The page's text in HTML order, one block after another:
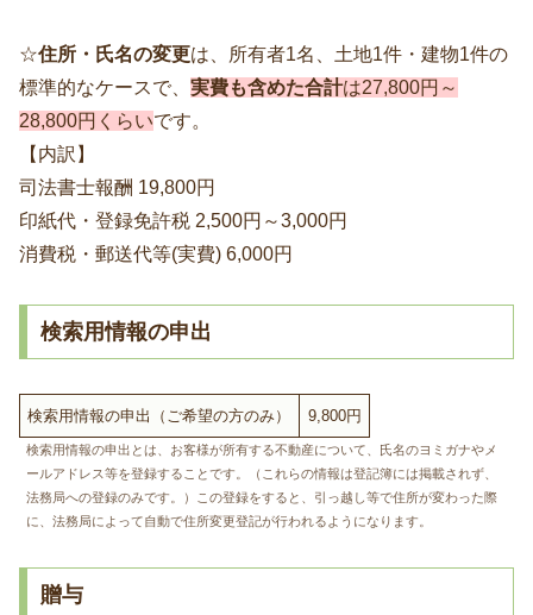
☆住所・氏名の変更は、所有者1名、土地1件・建物1件の
標準的なケースで、 実費も含めた合計は27,800円～
28,800円くらいです。
【内訳】
司法書士報酬 19,800円
印紙代・登録免許税 2,500円～3,000円
消費税・郵送代等(実費) 6,000円
検索用情報の申出
検索用情報の申出（ご希望の方のみ） 9,800円
検索用情報の申出とは、お客様が所有する不動産について、氏名のヨミガナやメ
ールアドレス等を登録することです。（これらの情報は登記簿には掲載されず、
法務局への登録のみです。）この登録をすると、引っ越し等で住所が変わった際
に、法務局によって自動で住所変更登記が行われるようになります。
贈与